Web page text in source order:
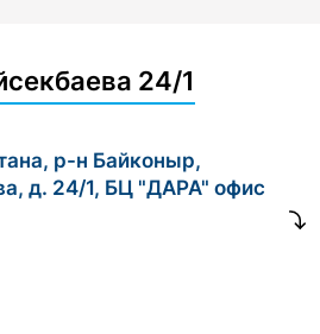
24/1
р-н Байконыр,
д. 24/1, БЦ "ДАРА" офис